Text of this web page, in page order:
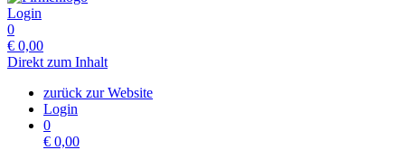
Login
0
€ 0,00
Direkt zum Inhalt
zurück zur Website
Login
0
€ 0,00